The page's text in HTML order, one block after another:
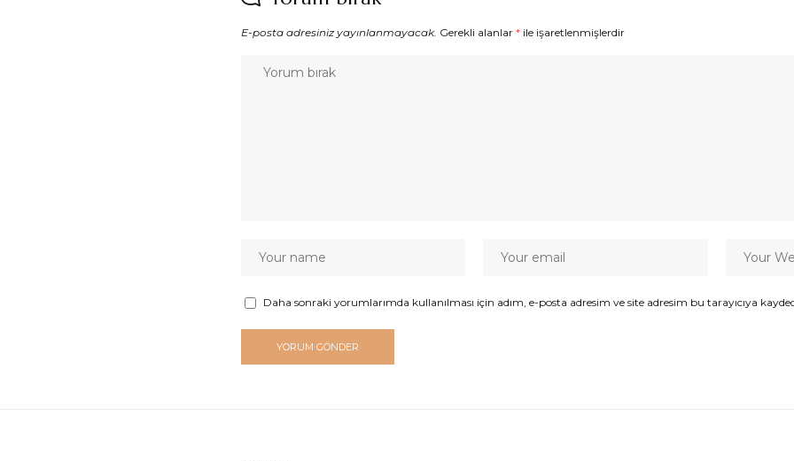
E-posta adresiniz yayınlanmayacak. Gerekli alanlar * ile işaretlenmişlerdir
Daha sonraki yorumlarımda kullanılması için adım, e-posta adresim ve site adresim bu tarayıcıya